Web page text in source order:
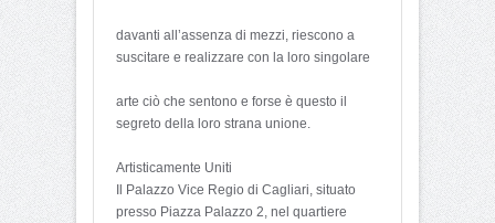
davanti all’assenza di mezzi, riescono a
suscitare e realizzare con la loro singolare
arte ciò che sentono e forse è questo il
segreto della loro strana unione.
Artisticamente Uniti
Il Palazzo Vice Regio di Cagliari, situato
presso Piazza Palazzo 2, nel quartiere